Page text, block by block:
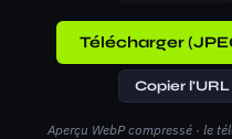
Télécharger
Copier l'URL
Aperçu WebP compressé · le